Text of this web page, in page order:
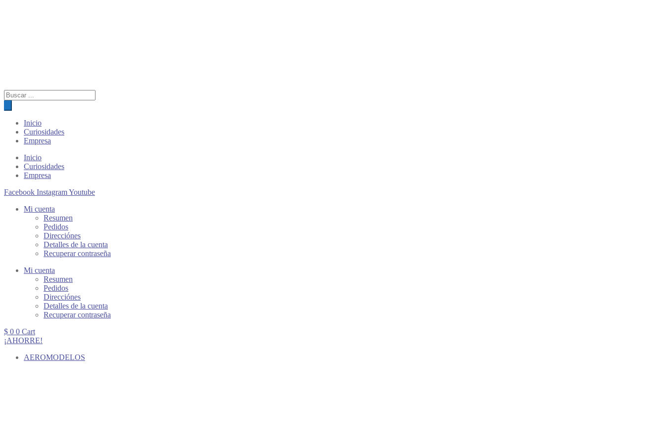
Búsqueda
de
productos
Inicio
Curiosidades
Empresa
Inicio
Curiosidades
Empresa
Facebook InstagramYoutube
Mi cuenta
Resumen
Pedidos
Direcciónes
Detalles de la cuenta
Recuperar contraseña
Mi cuenta
Resumen
Pedidos
Direcciónes
Detalles de la cuenta
Recuperar contraseña
$ 0 0 Cart
¡AHORRE!
AEROMODELOS